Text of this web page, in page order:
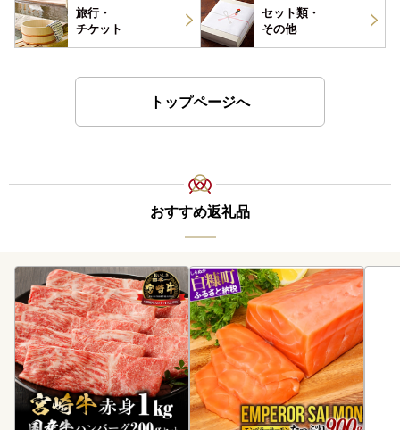
旅行・
チケット
セット類・
その他
トップページへ
おすすめ返礼品